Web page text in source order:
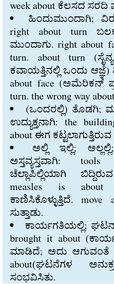
week about ಕೆಲಸದ ಸರದಿ
ಹಿಂದುಮುಂದಾಗಿ;
right about turn
ಮುಂದಾಗು. right about
turn. about turn
ಕವಾಯತ್ತಿನಲ್ಲಿ ಒಂದು
about face (ಅಮೆರಿಕನ್‍
turn. the wrong way
(ಒಂದರಲ್ಲಿ) ತೊಡಗಿ;
ಉದ್ಯುಕ್ತನಾಗಿ: the
about ಈಗ
ಅಲ್ಲಿ ಇಲ್ಲಿ;
ಅಸ್ತವ್ಯಸ್ತವಾಗಿ:
ಚೆಲ್ಲಾಪಿಲ್ಲಿಯಾಗಿ
measles is about
ಕಾಣಿಸಿಕೊಳ್ಳುತ್ತಿದೆ. move
ಸುತ್ತಾಡು.
ಕಾರ್ಯಗತಿಯಲ್ಲಿ;
brought it about
ಮಾಡಿದೆ; ಅದು ಆಗುವಂತೆ
about(ಘಟನೆಗಳ
ಸಂಭವಿಸಿತು.